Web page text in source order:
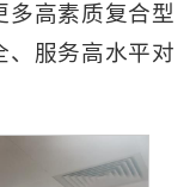
多高素质复合型
、服务高水平对